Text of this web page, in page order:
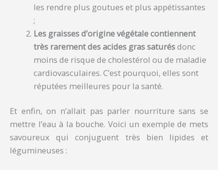
les rendre plus goutues et plus appétissantes
;
Les graisses d’origine végétale contiennent
très rarement des acides gras saturésdonc
moins de risque de cholestérol ou de maladie
cardiovasculaires. C’est pourquoi, elles sont
réputées meilleures pour la santé.
Et enfin, on n’allait pas parler nourriture sans se
mettre l’eau à la bouche. Voici un exemple de mets
savoureux qui conjuguent très bien lipides et
légumineuses :